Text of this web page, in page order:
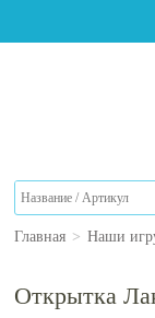
Главная > Наши
Открытка